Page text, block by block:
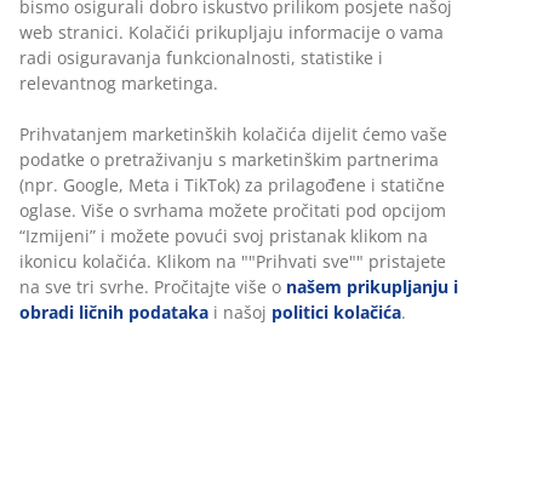
Podaci o proizvodu
Recenzije
(56)
Dostava
Personalizujemo vaše iskustvo
U JYSKu koristimo kolačiće i mobilne identifikatore kako bismo
osigurali dobro iskustvo prilikom posjete našoj web stranici.
Kolačići prikupljaju informacije o vama radi osiguravanja
funkcionalnosti, statistike i relevantnog marketinga.
Prihvatanjem marketinških kolačića dijelit ćemo vaše podatke o